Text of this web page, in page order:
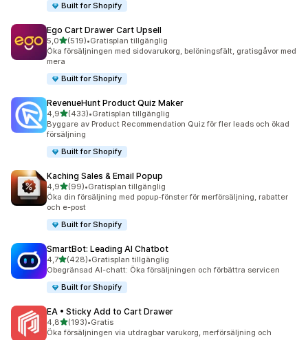
Built for Shopify
Ego Cart Drawer Cart Upsell
5,0av 5 stjärnor
(519)
519 recensioner totalt
•Gratisplan tillgänglig
Öka försäljningen med sidovarukorg, belöningsfält, gratisgåvor med
mera
Built for Shopify
RevenueHunt Product Quiz Maker
4,9av 5 stjärnor
(433)
433 recensioner totalt
•Gratisplan tillgänglig
Byggare av Product Recommendation Quiz för fler leads och ökad
försäljning
Built for Shopify
Kaching Sales & Email Popup
4,9av 5 stjärnor
(99)
99 recensioner totalt
•Gratisplan tillgänglig
Öka din försäljning med popup-fönster för merförsäljning, rabatter
och e-post
Built for Shopify
SmartBot: Leading AI Chatbot
4,7av 5 stjärnor
(428)
428 recensioner totalt
•Gratisplan tillgänglig
Obegränsad AI-chatt: Öka försäljningen och förbättra servicen
Built for Shopify
EA • Sticky Add to Cart Drawer
4,8av 5 stjärnor
(193)
193 recensioner totalt
•Gratis
Öka försäljningen via utdragbar varukorg, merförsäljning och